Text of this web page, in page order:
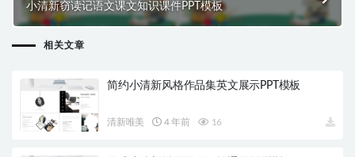
小清新窃读记语文课文知识课件PPT模板
相关文章
简约小清新风格作品集英文展示PPT模板
清新唯美 4 年前 16